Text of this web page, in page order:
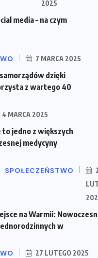
2025
media – na czym
7 MARCA 2025
dzięki
z wartego 40
4 MARCA 2025
jedno z większych
medycyny
SPOŁECZEŃSTWO
na Warmii:
w
27 LUTEGO 2025